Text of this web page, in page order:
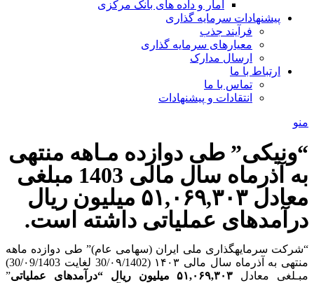
آمار و داده های بانک مرکزی
پیشنهادات سرمایه گذاری
فرآیند جذب
معیارهای سرمایه گذاری
ارسال مدارک
ارتباط با ما
تماس با ما
انتقادات و پیشنهادات
منو
“ونیکی” طی دوازده مـاهه منتهی
به آذر‌ماه سال مالی 1403 مبلغی
معادل ۵۱,۰۶۹,۳۰۳ میلیون ریال
درآمدهای عملیاتی داشته است.
“شرکت سرمایه­گذاری ملی ایران (سهامی عام)” طی دوازده ماهه
منتهی به آذر‌ماه سال مالی ۱۴۰۳ (30/۰۹/1402 لغایت 30/۰9/1403)
مبـلغی معادل
“درآمدهای عملیاتی”